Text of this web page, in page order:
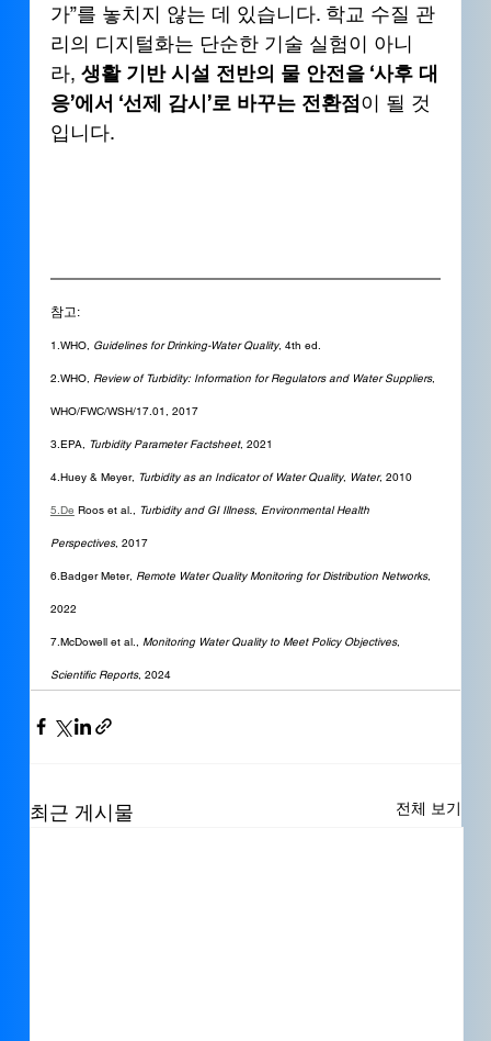
가”를 놓치지 않는 데 있습니다. 학교 수질 관
리의 디지털화는 단순한 기술 실험이 아니
라, 생활 기반 시설 전반의 물 안전을 ‘사후 대
응’에서 ‘선제 감시’로 바꾸는 전환점이 될 것
입니다.
참고:
1.WHO, Guidelines for Drinking-Water Quality, 4th ed.
2.WHO, Review of Turbidity: Information for Regulators and Water Suppliers,
WHO/FWC/WSH/17.01, 2017
3.EPA, Turbidity Parameter Factsheet, 2021
4.Huey & Meyer, Turbidity as an Indicator of Water Quality, Water, 2010
5.De Roos et al., Turbidity and GI Illness, Environmental Health
Perspectives, 2017
6.Badger Meter, Remote Water Quality Monitoring for Distribution Networks,
2022
7.McDowell et al., Monitoring Water Quality to Meet Policy Objectives,
Scientific Reports, 2024
최근 게시물 전체 보기